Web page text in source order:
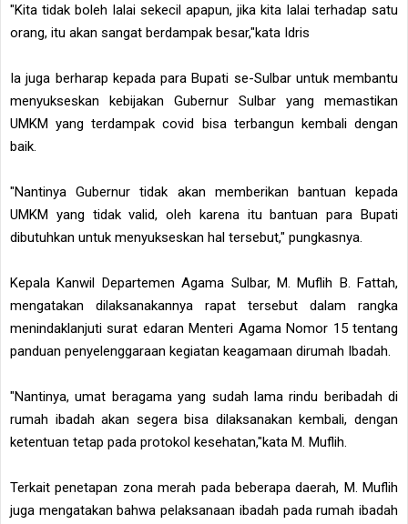
"Kita tidak boleh lalai sekecil apapun, jika kita lalai terhadap satu
orang, itu akan sangat berdampak besar,"kata Idris
Ia juga berharap kepada para Bupati se-Sulbar untuk membantu
menyukseskan kebijakan Gubernur Sulbar yang memastikan
UMKM yang terdampak covid bisa terbangun kembali dengan
baik.
"Nantinya Gubernur tidak akan memberikan bantuan kepada
UMKM yang tidak valid, oleh karena itu bantuan para Bupati
dibutuhkan untuk menyukseskan hal tersebut," pungkasnya.
Kepala Kanwil Departemen Agama Sulbar, M. Muflih B. Fattah,
mengatakan dilaksanakannya rapat tersebut dalam rangka
menindaklanjuti surat edaran Menteri Agama Nomor 15 tentang
panduan penyelenggaraan kegiatan keagamaan dirumah Ibadah.
"Nantinya, umat beragama yang sudah lama rindu beribadah di
rumah ibadah akan segera bisa dilaksanakan kembali, dengan
ketentuan tetap pada protokol kesehatan,"kata M. Muflih.
Terkait penetapan zona merah pada beberapa daerah, M. Muflih
juga mengatakan bahwa pelaksanaan ibadah pada rumah ibadah